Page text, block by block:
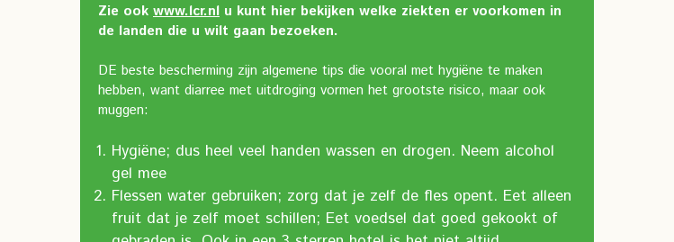
Zie ook www.lcr.nl u kunt hier bekijken welke ziekten er voorkomen in
de landen die u wilt gaan bezoeken.
DE beste bescherming zijn algemene tips die vooral met hygiëne te maken
hebben, want diarree met uitdroging vormen het grootste risico, maar ook
muggen:
Hygiëne; dus heel veel handen wassen en drogen. Neem alcohol
gel mee
Flessen water gebruiken; zorg dat je zelf de fles opent. Eet alleen
fruit dat je zelf moet schillen; Eet voedsel dat goed gekookt of